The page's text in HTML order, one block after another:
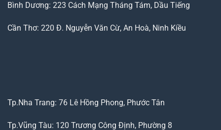
Bình Dương: 223 Cách Mạng Tháng Tám, Dầu Tiếng
Cần Thơ: 220 Đ. Nguyễn Văn Cừ, An Hoà, Ninh Kiều
Tp.Nha Trang: 76 Lê Hồng Phong, Phước Tân
Tp.Vũng Tàu: 120 Trương Công Định, Phường 8